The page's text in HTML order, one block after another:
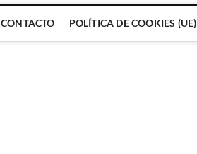
CONTACTO POLÍTICA DE COOKIES (UE)